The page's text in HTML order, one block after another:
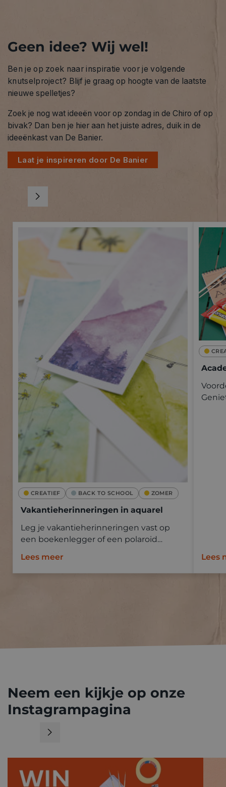
Geen idee? Wij wel!
Ben je op zoek naar inspiratie voor je volgende
knutselproject? Blijf je graag op hoogte van de laatste
nieuwe spelletjes?
Zoek je nog wat ideeën voor op zondag in de Chiro of op
bivak? Dan ben je hier aan het juiste adres, duik in de
ideeënkast van De Banier.
Laat je inspireren door De Banier
CREATIEF BACK TO SCHOOL ZOMER
Vakantieherinneringen in aquarel
Leg je vakantieherinneringen vast op
een boekenlegger of een polaroid
Neem mee op vakantie en schilder ter
plaatse of baseer je op een foto.
Lees meer Lees
Neem een kijkje op onze
Instagrampagina